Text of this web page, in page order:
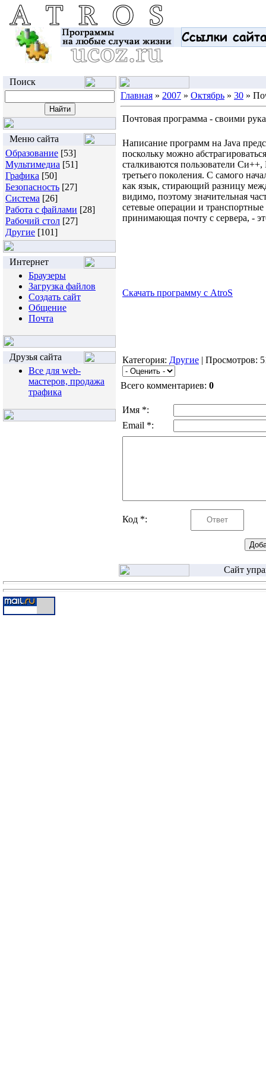
Поиск
Меню сайта
Образование [53]
Мультимедиа [51]
Графика [50]
Безопасность [27]
Система [26]
Работа с файлами [28]
Рабочий стол [27]
Другие [101]
Интернет
Браузеры
Загрузка файлов
Создать сайт
Общение
Почта
Друзья сайта
Все для web-
мастеров, продажа
трафика
Главная » 2007 » Октябрь » 30 »
Почтовая программа - своими
Написание программ на Java
поскольку можно
сталкиваются пользователи
третьего поколения. С самого
как язык, стирающий разницу
видимо, поэтому значительная
сетевые операции и
принимающая почту с сервера, -
Скачать программу с AtroS
Категория: Другие | Просмотров:
Всего комментариев: 0
Имя *:
Email *:
Код *:
Сайт